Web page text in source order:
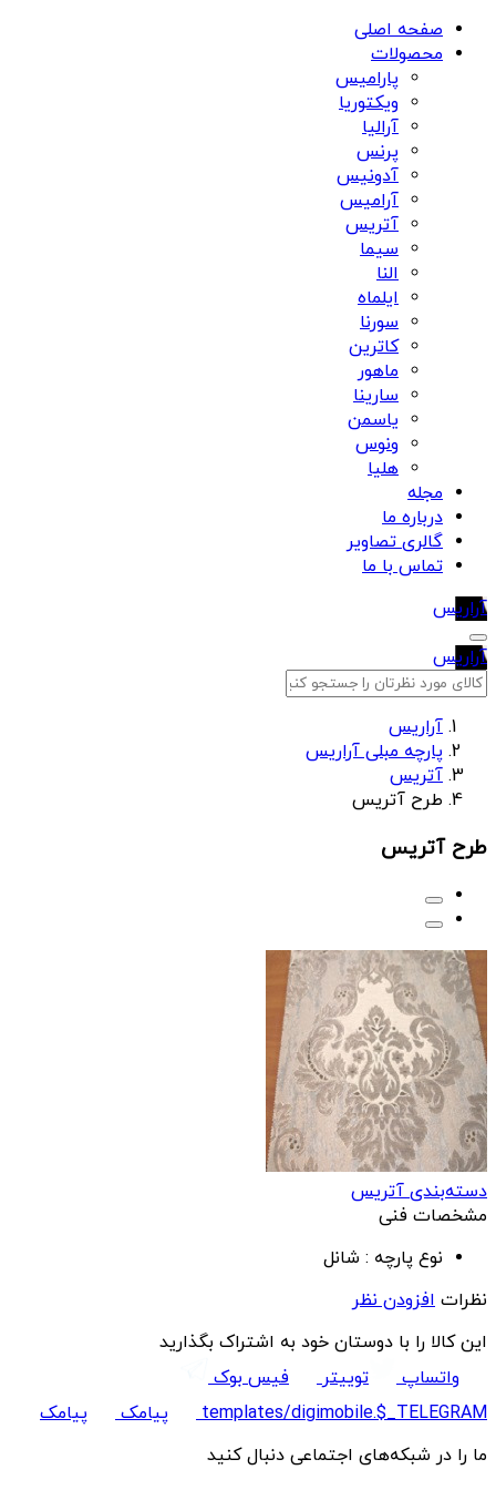
صفحه اصلی
محصولات
پارامیس
ویکتوریا
آرالیا
پرنس
آدونیس
آرامیس
آتریس
سيما
النا
ایلماه
سورنا
کاترین
ماهور
سارینا
یاسمن
ونوس
هلیا
مجله
درباره ما
گالری تصاویر
تماس با ما
آراریس
آراریس
آراریس
پارچه مبلی آراریس
آتریس
طرح آتریس
طرح آتریس
دسته‌بندی آتریس
مشخصات فنی
نوع پارچه : شانل
نظرات افزودن نظر
این کالا را با دوستان خود به اشتراک بگذارید
واتساپ
توییتر
فیس بوک
templates/digimobile.$_TELEGRAM
پیامک
پیامک
ما را در شبکه‌های اجتماعی دنبال کنید